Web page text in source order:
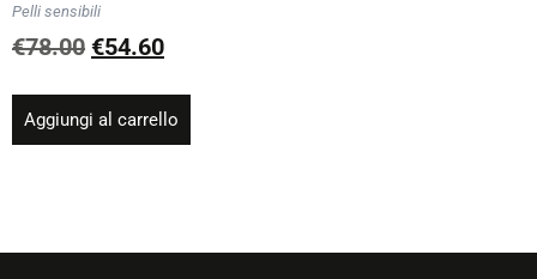
Pelli sensibili
€78.00 €54.60
Aggiungi al carrello